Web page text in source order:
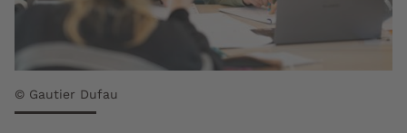
© Gautier Dufau